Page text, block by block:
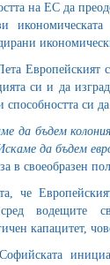
на ЕС да
Европейският
си и да
способността си
да бъдем
да бъдем
в своеобразен
че
водещите
капацитет,